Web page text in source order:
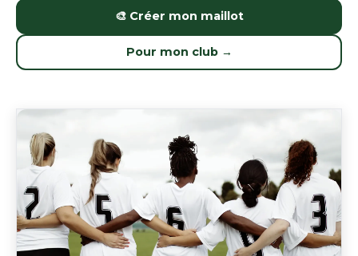
🎨 Créer mon maillot
Pour mon club →